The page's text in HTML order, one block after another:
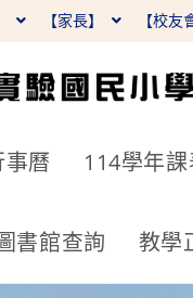
【家長】 【校友
曆 114學年課
書館查詢 教學